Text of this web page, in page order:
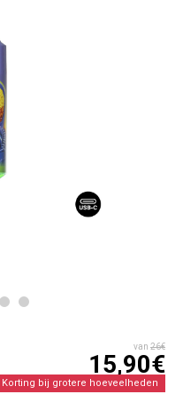
van 26€
15,90€
Korting bij grotere hoeveelheden